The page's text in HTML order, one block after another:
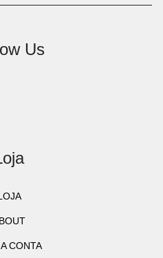
Us
CONTA